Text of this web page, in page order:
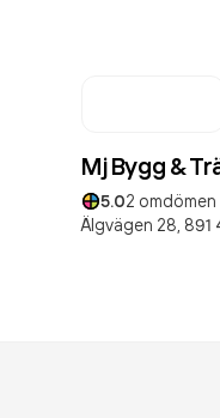
Mj Bygg &
5.02 omdömen
Älgvägen 28, 891